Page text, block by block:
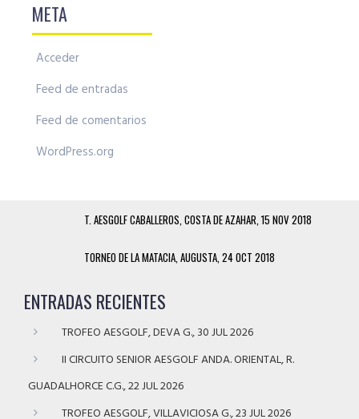
META
Acceder
Feed de entradas
Feed de comentarios
WordPress.org
T. AESGOLF CABALLEROS, COSTA DE AZAHAR, 15 NOV 2018
TORNEO DE LA MATACIA, AUGUSTA, 24 OCT 2018
ENTRADAS RECIENTES
TROFEO AESGOLF, DEVA G., 30 JUL 2026
II CIRCUITO SENIOR AESGOLF ANDA. ORIENTAL, R.
GUADALHORCE C.G., 22 JUL 2026
TROFEO AESGOLF, VILLAVICIOSA G., 23 JUL 2026